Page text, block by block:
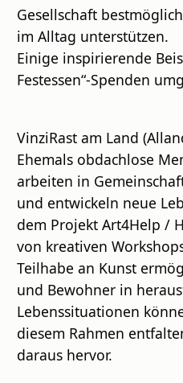
Gesellschaft
im Alltag unterstützen.
Einige inspirierende
Festessen“-Spenden
VinziRast am Land
Ehemals obdachlose
arbeiten in
und entwickeln neue
dem Projekt Art4Help /
von kreativen
Teilhabe an Kunst
und Bewohner in
Lebenssituationen
diesem Rahmen
daraus hervor.